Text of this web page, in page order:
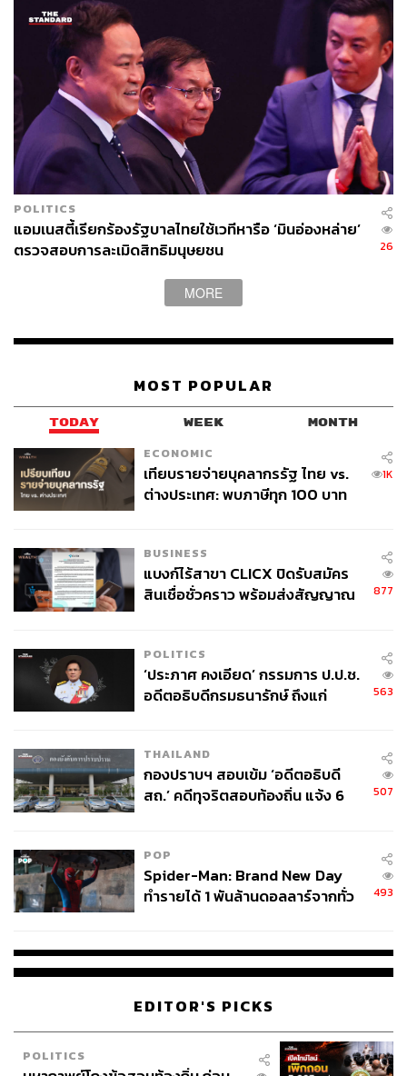
POLITICS
แอมเนสตี้เรียกร้องรัฐบาลไทยใช้เวทีหารือ ‘มินอ่องหล่าย’
ตรวจสอบการละเมิดสิทธิมนุษยชน
26
MORE
MOST POPULAR
TODAY WEEK MONTH
ECONOMIC
เทียบรายจ่ายบุคลากรรัฐ ไทย vs.
ต่างประเทศ: พบภาษีทุก 100 บาท
1K
BUSINESS
แบงก์ไร้สาขา CLICX ปิดรับสมัคร
สินเชื่อชั่วคราว พร้อมส่งสัญญาณ
877
POLITICS
‘ประภาศ คงเอียด’ กรรมการ ป.ป.ช.
อดีตอธิบดีกรมธนารักษ์ ถึงแก่
563
THAILAND
กองปราบฯ สอบเข้ม ‘อดีตอธิบดี
สถ.’ คดีทุจริตสอบท้องถิ่น แจ้ง 6
507
POP
Spider-Man: Brand New Day
ทำรายได้ 1 พันล้านดอลลาร์จากทั่ว
493
EDITOR'S PICKS
POLITICS